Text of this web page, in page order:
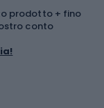
prodotto + fino
conto